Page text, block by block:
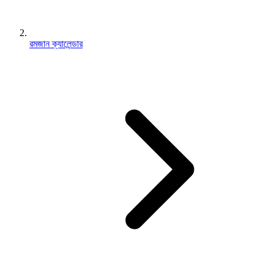
রমজান ক্যালেন্ডার